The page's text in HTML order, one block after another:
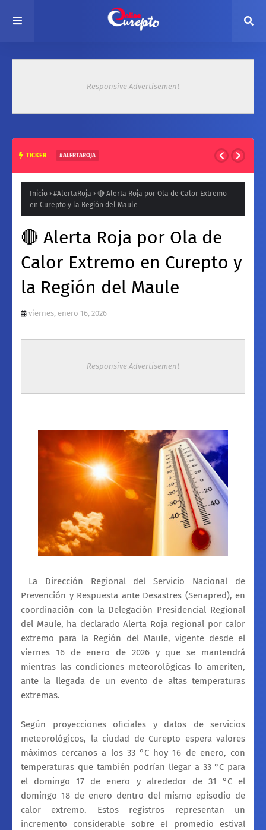
Responsive Advertisement
TICKER #ALERTAROJA
TEMPERATURAS EN ZONA CENTRAL
Inicio #AlertaRoja
🔴 Alerta Roja por Ola de Calor Extremo
en Curepto y la Región del Maule
🔴 Alerta Roja por Ola de
Calor Extremo en Curepto y
la Región del Maule
viernes, enero 16, 2026
Responsive Advertisement
La Dirección Regional del Servicio Nacional de
Prevención y Respuesta ante Desastres (Senapred), en
coordinación con la Delegación Presidencial Regional
del Maule, ha declarado Alerta Roja regional por calor
extremo para la Región del Maule, vigente desde el
viernes 16 de enero de 2026 y que se mantendrá
mientras las condiciones meteorológicas lo ameriten,
ante la llegada de un evento de altas temperaturas
extremas.
Según proyecciones oficiales y datos de servicios
meteorológicos, la ciudad de Curepto espera valores
máximos cercanos a los 33 °C hoy 16 de enero, con
temperaturas que también podrían llegar a 33 °C para
el domingo 17 de enero y alrededor de 31 °C el
domingo 18 de enero dentro del mismo episodio de
calor extremo. Estos registros representan un
incremento considerable sobre el promedio estival